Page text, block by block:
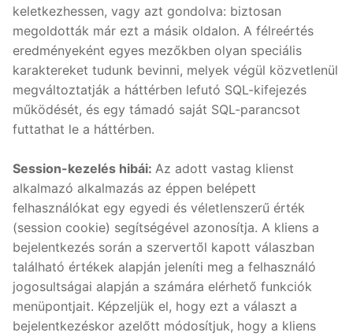
keletkezhessen, vagy azt gondolva: biztosan
megoldották már ezt a másik oldalon. A félreértés
eredményeként egyes mezőkben olyan speciális
karaktereket tudunk bevinni, melyek végül közvetlenül
megváltoztatják a háttérben lefutó SQL-kifejezés
működését, és egy támadó saját SQL-parancsot
futtathat le a háttérben.
Session-kezelés hibái: Az adott vastag klienst
alkalmazó alkalmazás az éppen belépett
felhasználókat egy egyedi és véletlenszerű érték
(session cookie) segítségével azonosítja. A kliens a
bejelentkezés során a szervertől kapott válaszban
található értékek alapján jeleníti meg a felhasználó
jogosultságai alapján a számára elérhető funkciók
menüpontjait. Képzeljük el, hogy ezt a választ a
bejelentkezéskor azelőtt módosítjuk, hogy a kliens